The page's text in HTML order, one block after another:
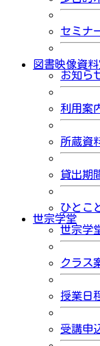
セミナ
図書映像資
お知ら
利用案
所蔵資
貸出期
ひとこ
世宗学堂
世宗学
クラス
授業日
受講申